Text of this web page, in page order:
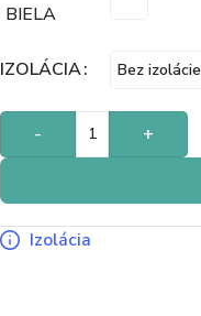
BIELA
IZOLÁCIA Bez izolácie
-
+
Izolácia